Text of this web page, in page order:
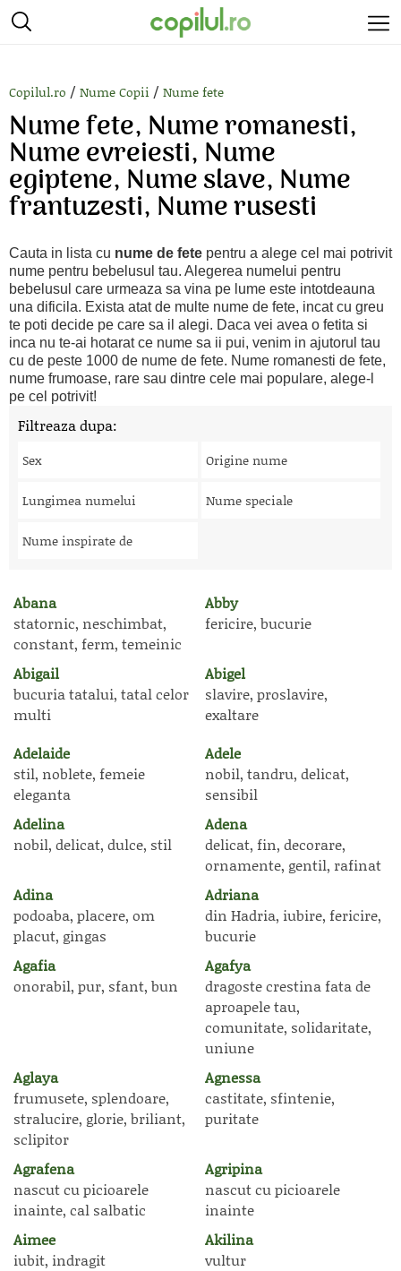
Copilul.ro / Nume Copii / Nume fete
Nume fete, Nume romanesti,
Nume evreiesti, Nume
egiptene, Nume slave, Nume
frantuzesti, Nume rusesti
Cauta in lista cu nume de fete pentru a alege cel mai potrivit
nume pentru bebelusul tau. Alegerea numelui pentru
bebelusul care urmeaza sa vina pe lume este intotdeauna
una dificila. Exista atat de multe nume de fete, incat cu greu
te poti decide pe care sa il alegi. Daca vei avea o fetita si
inca nu te-ai hotarat ce nume sa ii pui, venim in ajutorul tau
cu de peste 1000 de nume de fete. Nume romanesti de fete,
nume frumoase, rare sau dintre cele mai populare, alege-l
pe cel potrivit!
Filtreaza dupa:
Sex Origine nume
Lungimea numelui Nume speciale
Nume inspirate de
Abana
statornic, neschimbat,
constant, ferm, temeinic
Abby
fericire, bucurie
Abigail
bucuria tatalui, tatal celor
multi
Abigel
slavire, proslavire,
exaltare
Adelaide
stil, noblete, femeie
eleganta
Adele
nobil, tandru, delicat,
sensibil
Adelina
nobil, delicat, dulce, stil
Adena
delicat, fin, decorare,
ornamente, gentil, rafinat
Adina
podoaba, placere, om
placut, gingas
Adriana
din Hadria, iubire, fericire,
bucurie
Agafia
onorabil, pur, sfant, bun
Agafya
dragoste crestina fata de
aproapele tau,
comunitate, solidaritate,
uniune
Aglaya
frumusete, splendoare,
stralucire, glorie, briliant,
sclipitor
Agnessa
castitate, sfintenie,
puritate
Agrafena
nascut cu picioarele
inainte, cal salbatic
Agripina
nascut cu picioarele
inainte
Aimee
iubit, indragit
Akilina
vultur